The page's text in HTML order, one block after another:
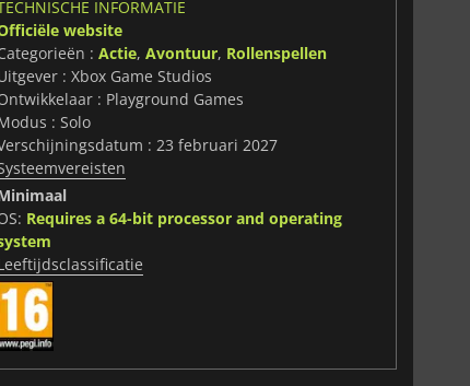
humor, gedenkwaardige personages en
de serie terug met een nieuw avontuur in plaats
Of je nu de meest gevierde kampioen van
onruststoker, het is geheel aan jou.
alles, en een sprookjesachtig einde is nooit
INFORMATIE
website
: Actie, Avontuur, Rollenspellen
: Xbox Game Studios
: Playground Games
: Solo
: 23 februari 2027
Requires a 64-bit processor and operating